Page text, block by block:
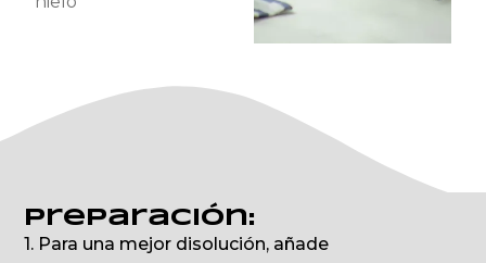
Preparación:
1. Para una mejor disolución, añade